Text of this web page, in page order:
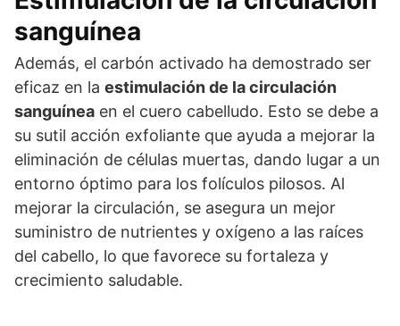
sanguínea
Además, el carbón activado ha demostrado ser
eficaz en la estimulación de la circulación
sanguínea en el cuero cabelludo. Esto se debe a
su sutil acción exfoliante que ayuda a mejorar la
eliminación de células muertas, dando lugar a un
entorno óptimo para los folículos pilosos. Al
mejorar la circulación, se asegura un mejor
suministro de nutrientes y oxígeno a las raíces
del cabello, lo que favorece su fortaleza y
crecimiento saludable.